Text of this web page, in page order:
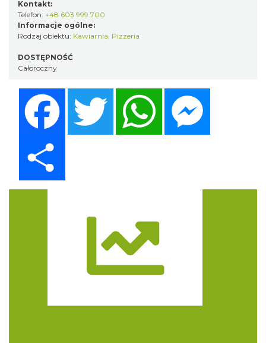
Kontakt:
Telefon: +48 603 999 700
Informacje ogólne:
Rodzaj obiektu: Kawiarnia, Pizzeria
DOSTĘPNOŚĆ
Całoroczny
Twitter WhatsApp